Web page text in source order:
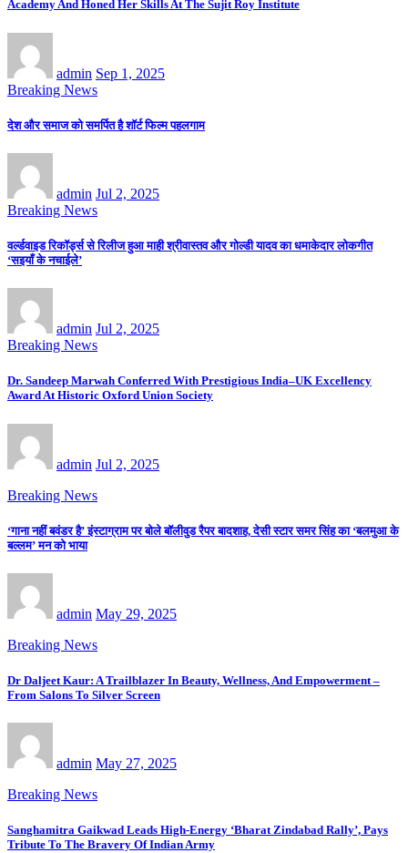
Academy And Honed Her Skills At The Sujit Roy Institute
admin Sep 1, 2025
Breaking News
देश और समाज को समर्पित है शॉर्ट फिल्म पहलगाम
admin Jul 2, 2025
Breaking News
वर्ल्डवाइड रिकॉर्ड्स से रिलीज हुआ माही श्रीवास्तव और गोल्डी यादव का धमाकेदार लोकगीत
‘सइयाँ के नचाईले’
admin Jul 2, 2025
Breaking News
Dr. Sandeep Marwah Conferred With Prestigious India–UK Excellency
Award At Historic Oxford Union Society
admin Jul 2, 2025
Breaking News
‘गाना नहीं बवंडर है’ इंस्टाग्राम पर बोले बॉलीवुड रैपर बादशाह, देसी स्टार समर सिंह का ‘बलमुआ के
बल्लम’ मन को भाया
admin May 29, 2025
Breaking News
Dr Daljeet Kaur: A Trailblazer In Beauty, Wellness, And Empowerment –
From Salons To Silver Screen
admin May 27, 2025
Breaking News
Sanghamitra Gaikwad Leads High-Energy ‘Bharat Zindabad Rally’, Pays
Tribute To The Bravery Of Indian Army